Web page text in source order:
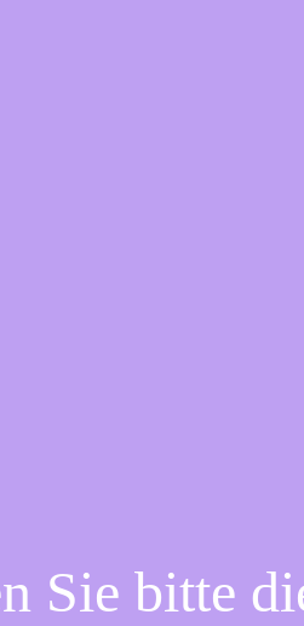
Sie bitte